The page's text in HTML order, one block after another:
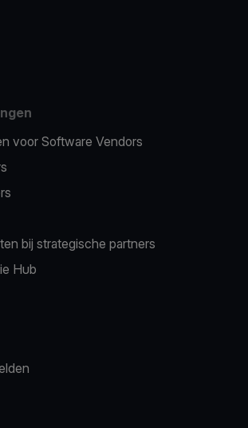
voor Software Vendors
bij strategische partners
Hub